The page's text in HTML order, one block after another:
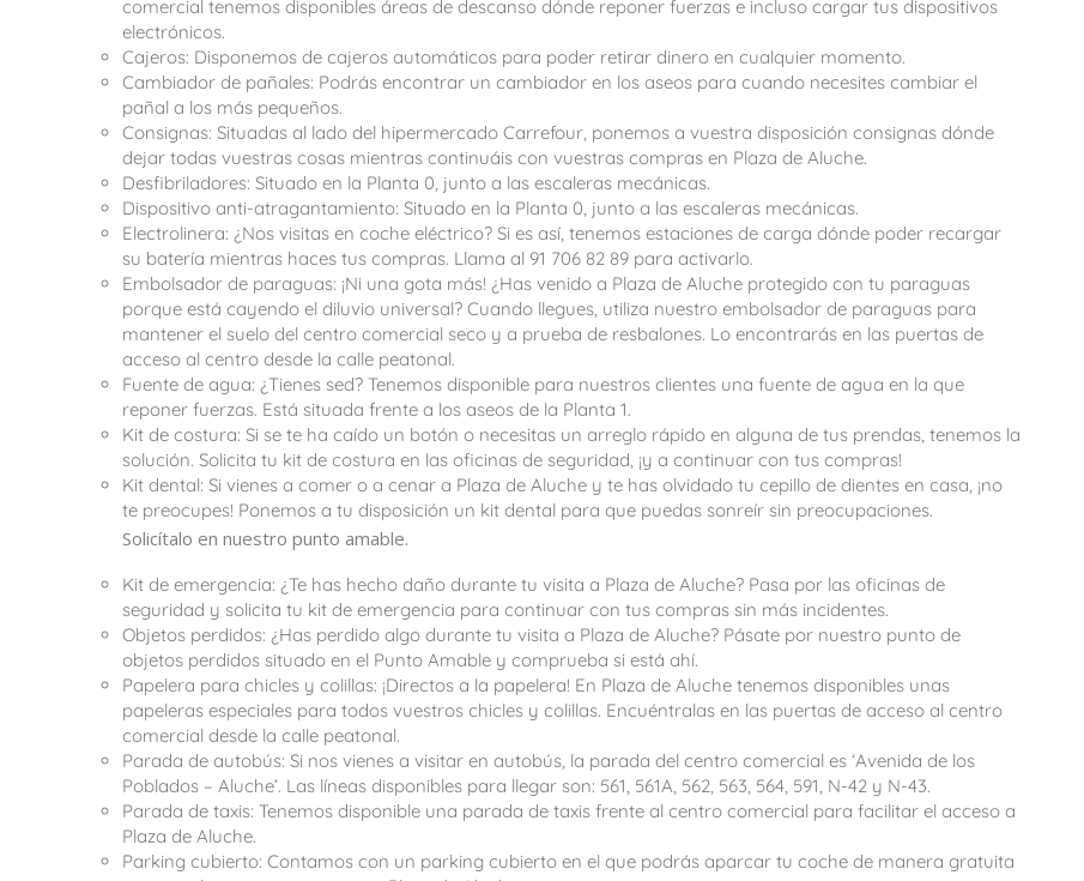
comercial tenemos disponibles áreas de descanso dónde reponer fuerzas e incluso cargar tus dispositivos
electrónicos.
Cajeros: Disponemos de cajeros automáticos para poder retirar dinero en cualquier momento.
Cambiador de pañales: Podrás encontrar un cambiador en los aseos para cuando necesites cambiar el
pañal a los más pequeños.
Consignas: Situadas al lado del hipermercado Carrefour, ponemos a vuestra disposición consignas dónde
dejar todas vuestras cosas mientras continuáis con vuestras compras en Plaza de Aluche.
Desfibriladores: Situado en la Planta 0, junto a las escaleras mecánicas.
Dispositivo anti-atragantamiento: Situado en la Planta 0, junto a las escaleras mecánicas.
Electrolinera: ¿Nos visitas en coche eléctrico? Si es así, tenemos estaciones de carga dónde poder recargar
su batería mientras haces tus compras. Llama al 91 706 82 89 para activarlo.
Embolsador de paraguas: ¡Ni una gota más! ¿Has venido a Plaza de Aluche protegido con tu paraguas
porque está cayendo el diluvio universal? Cuando llegues, utiliza nuestro embolsador de paraguas para
mantener el suelo del centro comercial seco y a prueba de resbalones. Lo encontrarás en las puertas de
acceso al centro desde la calle peatonal.
Fuente de agua: ¿Tienes sed? Tenemos disponible para nuestros clientes una fuente de agua en la que
reponer fuerzas. Está situada frente a los aseos de la Planta 1.
Kit de costura: Si se te ha caído un botón o necesitas un arreglo rápido en alguna de tus prendas, tenemos la
solución. Solicita tu kit de costura en las oficinas de seguridad, ¡y a continuar con tus compras!
Kit dental: Si vienes a comer o a cenar a Plaza de Aluche y te has olvidado tu cepillo de dientes en casa, ¡no
te preocupes! Ponemos a tu disposición un kit dental para que puedas sonreír sin preocupaciones.
Solicítalo en nuestro punto amable.
Kit de emergencia: ¿Te has hecho daño durante tu visita a Plaza de Aluche? Pasa por las oficinas de
seguridad y solicita tu kit de emergencia para continuar con tus compras sin más incidentes.
Objetos perdidos: ¿Has perdido algo durante tu visita a Plaza de Aluche? Pásate por nuestro punto de
objetos perdidos situado en el Punto Amable y comprueba si está ahí.
Papelera para chicles y colillas: ¡Directos a la papelera! En Plaza de Aluche tenemos disponibles unas
papeleras especiales para todos vuestros chicles y colillas. Encuéntralas en las puertas de acceso al centro
comercial desde la calle peatonal.
Parada de autobús: Si nos vienes a visitar en autobús, la parada del centro comercial es ‘Avenida de los
Poblados – Aluche’. Las líneas disponibles para llegar son: 561, 561A, 562, 563, 564, 591, N-42 y N-43.
Parada de taxis: Tenemos disponible una parada de taxis frente al centro comercial para facilitar el acceso a
Plaza de Aluche.
Parking cubierto: Contamos con un parking cubierto en el que podrás aparcar tu coche de manera gratuita